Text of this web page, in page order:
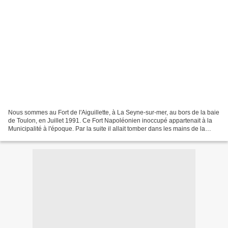
Nous sommes au Fort de l'Aiguillette, à La Seyne-sur-mer, au bors de la baie
de Toulon, en Juillet 1991. Ce Fort Napoléonien inoccupé appartenait à la
Municipalité à l'époque. Par la suite il allait tomber dans les mains de la